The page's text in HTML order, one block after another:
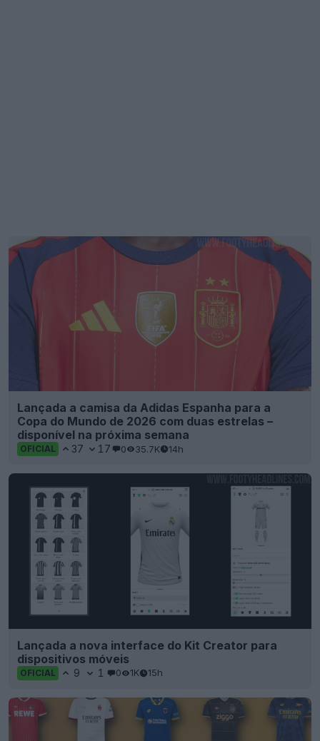
Lançada a camisa da Adidas Espanha para a
Copa do Mundo de 2026 com duas estrelas –
disponível na próxima semana
OFICIAL 37 17 0 35.7K 14h
Lançada a nova interface do Kit Creator para
dispositivos móveis
OFICIAL 9 1 0 1K 15h